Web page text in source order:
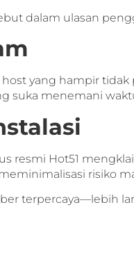
dalam ulasan
yang hampir
suka menemani
resmi Hot51
risiko
terpercaya—lebih